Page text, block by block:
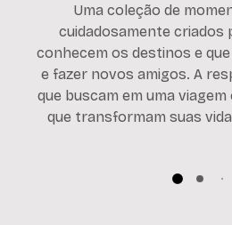
Uma coleção de
cuidadosamente criados
conhecem os destinos e
e fazer novos amigos. A
que buscam em uma
que transformam suas